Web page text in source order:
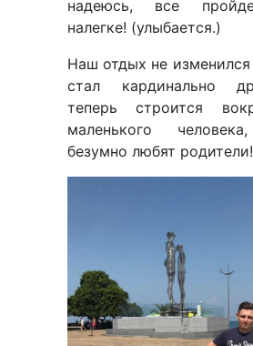
надеюсь, все
налегке! (улыбается.)
Наш отдых не изменился
стал кардинально
теперь строится
маленького
безумно любят родители!